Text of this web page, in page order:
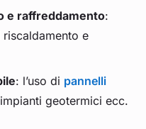
e raffreddamento:
riscaldamento e
: l’uso di pannelli
geotermici ecc.